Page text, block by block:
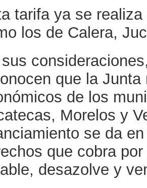
tarifa ya se
los de Calera,
que la
de los
Morelos y
se da
que cobra
desazolve y